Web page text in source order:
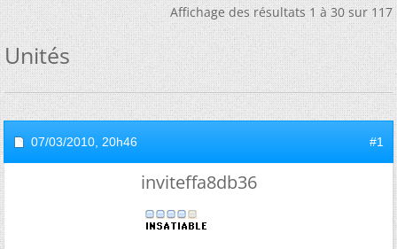
Affichage des résultats 1 à 30 sur 117
Unités
07/03/2010, 20h46 #1
inviteffa8db36